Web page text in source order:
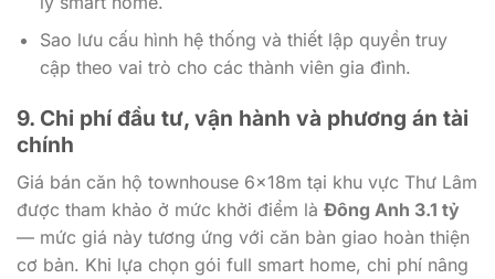
Sao lưu cấu hình hệ thống và thiết lập quyền truy
cập theo vai trò cho các thành viên gia đình.
9. Chi phí đầu tư, vận hành và phương án tài
chính
Giá bán căn hộ townhouse 6x18m tại khu vực Thư Lâm
được tham khảo ở mức khởi điểm là Đông Anh 3.1 tỷ
— mức giá này tương ứng với căn bàn giao hoàn thiện
cơ bản. Khi lựa chọn gói full smart home, chi phí nâng